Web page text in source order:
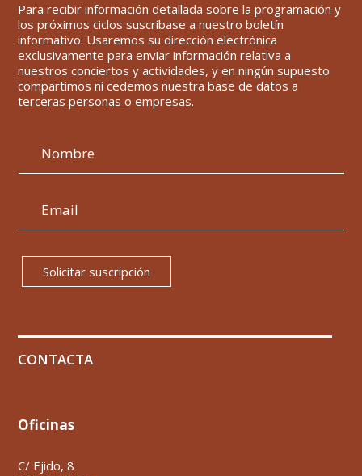
Para recibir información detallada sobre la programación y
los próximos ciclos suscríbase a nuestro boletín
informativo. Usaremos su dirección electrónica
exclusivamente para enviar información relativa a
nuestros conciertos y actividades, y en ningún supuesto
compartimos ni cedemos nuestra base de datos a
terceras personas o empresas.
Solicitar suscripción
CONTACTA
Oficinas
C/ Ejido, 8